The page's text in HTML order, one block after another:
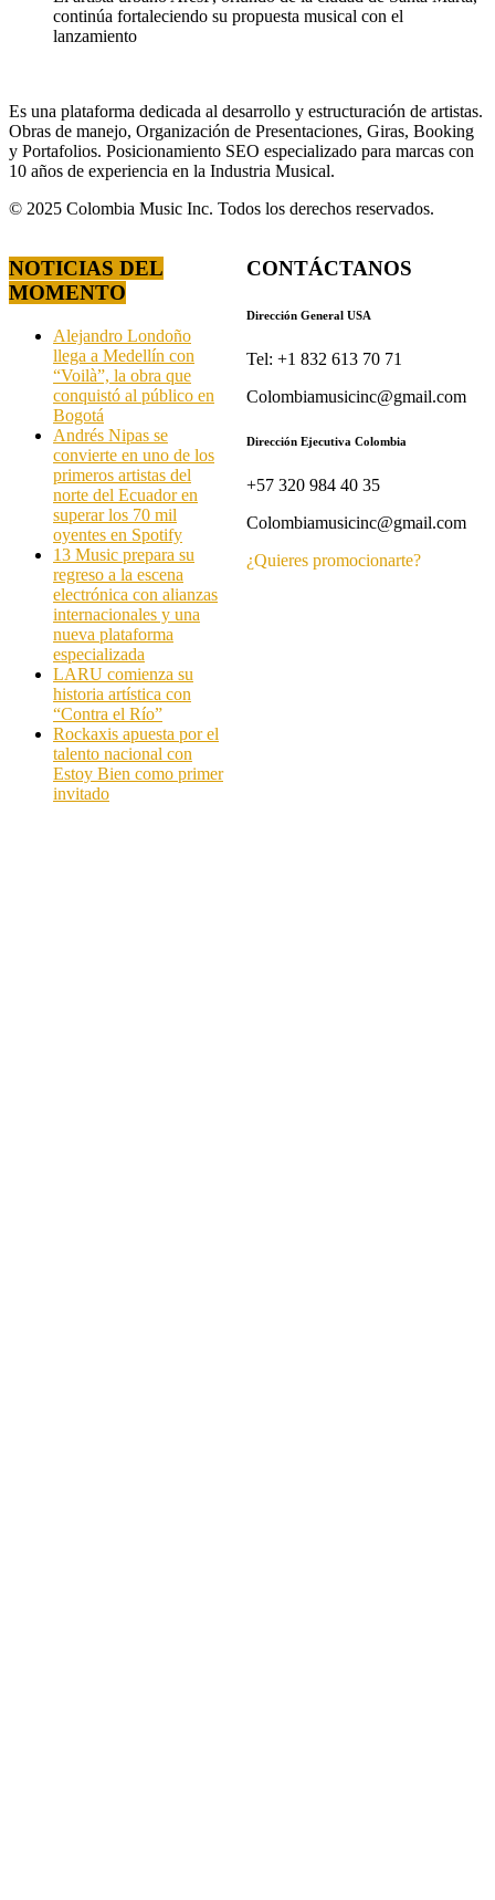
continúa fortaleciendo su propuesta musical con el
lanzamiento
Es una plataforma dedicada al desarrollo y estructuración de artistas.
Obras de manejo, Organización de Presentaciones, Giras, Booking
y Portafolios. Posicionamiento SEO especializado para marcas con
10 años de experiencia en la Industria Musical.
© 2025 Colombia Music Inc. Todos los derechos reservados.
NOTICIAS DEL
MOMENTO
Alejandro Londoño
llega a Medellín con
“Voilà”, la obra que
conquistó al público en
Bogotá
Andrés Nipas se
convierte en uno de los
primeros artistas del
norte del Ecuador en
superar los 70 mil
oyentes en Spotify
13 Music prepara su
regreso a la escena
electrónica con alianzas
internacionales y una
nueva plataforma
especializada
LARU comienza su
historia artística con
“Contra el Río”
Rockaxis apuesta por el
talento nacional con
Estoy Bien como primer
invitado
CONTÁCTANOS
Dirección General USA
Tel: +1 832 613 70 71
Colombiamusicinc@gmail.com
Dirección Ejecutiva Colombia
+57 320 984 40 35
Colombiamusicinc@gmail.com
¿Quieres promocionarte?